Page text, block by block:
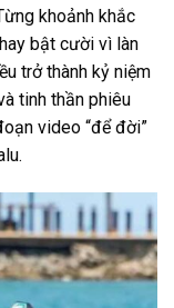
khoảnh khắc
bật cười vì làn
trở thành kỷ niệm
tinh thần phiêu
video “để đời”
.